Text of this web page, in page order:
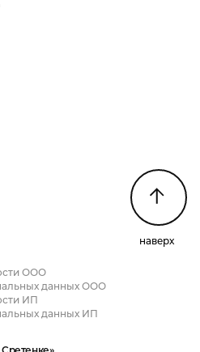
наверх
ООО
данных ООО
ИП
данных ИП